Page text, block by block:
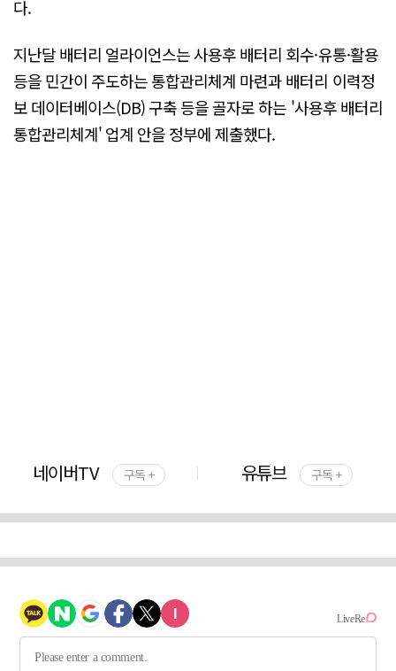
다.
지난달 배터리 얼라이언스는 사용후 배터리 회수·유통·활용
등을 민간이 주도하는 통합관리체계 마련과 배터리 이력정
보 데이터베이스(DB) 구축 등을 골자로 하는 '사용후 배터리
통합관리체계' 업계 안을 정부에 제출했다.
네이버TV 구독 + 유튜브 구독 +